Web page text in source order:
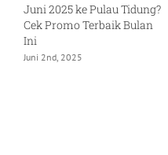
Juni 2025 ke Pulau Tidung?
Cek Promo Terbaik Bulan
Ini
Juni 2nd, 2025